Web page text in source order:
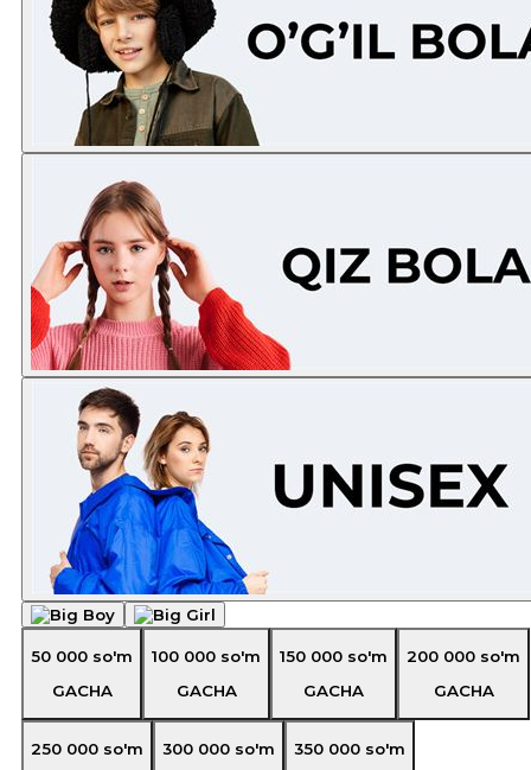
50 000 so'm
GACHA
100 000 so'm
GACHA
150 000 so'm
GACHA
200 000 so'm
GACHA
250 000 so'm
300 000 so'm
350 000 so'm